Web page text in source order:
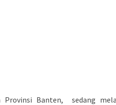
Provinsi Banten, sedang